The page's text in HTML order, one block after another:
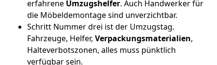
erfahrene Umzugshelfer. Auch Handwerker für
die Möbeldemontage sind unverzichtbar.
Schritt Nummer drei ist der Umzugstag.
Fahrzeuge, Helfer, Verpackungsmaterialien,
Halteverbotszonen, alles muss pünktlich
verfügbar sein.